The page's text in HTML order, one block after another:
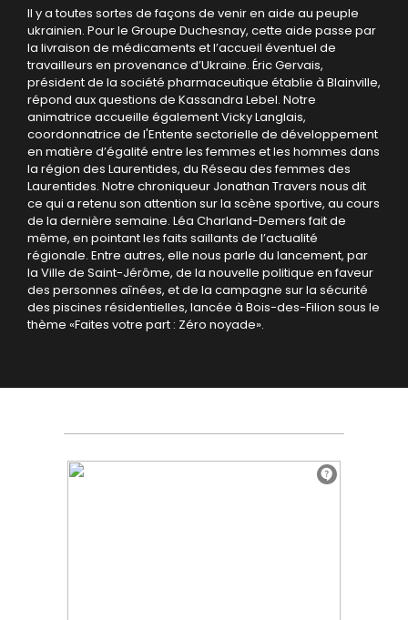
Il y a toutes sortes de façons de venir en aide au peuple
ukrainien. Pour le Groupe Duchesnay, cette aide passe par
la livraison de médicaments et l’accueil éventuel de
travailleurs en provenance d’Ukraine. Éric Gervais,
président de la société pharmaceutique établie à Blainville,
répond aux questions de Kassandra Lebel. Notre
animatrice accueille également Vicky Langlais,
coordonnatrice de l'Entente sectorielle de développement
en matière d’égalité entre les femmes et les hommes dans
la région des Laurentides, du Réseau des femmes des
Laurentides. Notre chroniqueur Jonathan Travers nous dit
ce qui a retenu son attention sur la scène sportive, au cours
de la dernière semaine. Léa Charland-Demers fait de
même, en pointant les faits saillants de l’actualité
régionale. Entre autres, elle nous parle du lancement, par
la Ville de Saint-Jérôme, de la nouvelle politique en faveur
des personnes aînées, et de la campagne sur la sécurité
des piscines résidentielles, lancée à Bois-des-Filion sous le
thème «Faites votre part : Zéro noyade».